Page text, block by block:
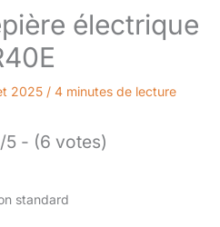
électrique
2025 / 4 minutes de lecture
5 - (6 votes)